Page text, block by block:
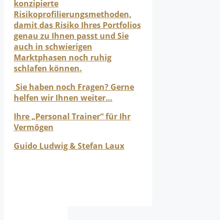
konzipierte
Risikoprofilierungsmethoden,
damit das Risiko Ihres Portfolios
genau zu Ihnen passt und Sie
auch in schwierigen
Marktphasen noch ruhig
schlafen können.
Sie haben noch Fragen? Gerne
helfen wir Ihnen weiter…
Ihre „Personal Trainer“ für Ihr
Vermögen
Guido Ludwig & Stefan Laux